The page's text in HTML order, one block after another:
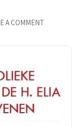
A COMMENT